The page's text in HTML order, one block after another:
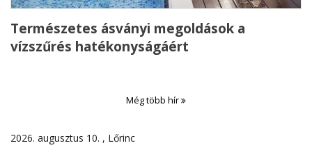
Természetes ásványi megoldások a
vízszűrés hatékonyságáért
Még több hír
2026. augusztus 10. , Lőrinc